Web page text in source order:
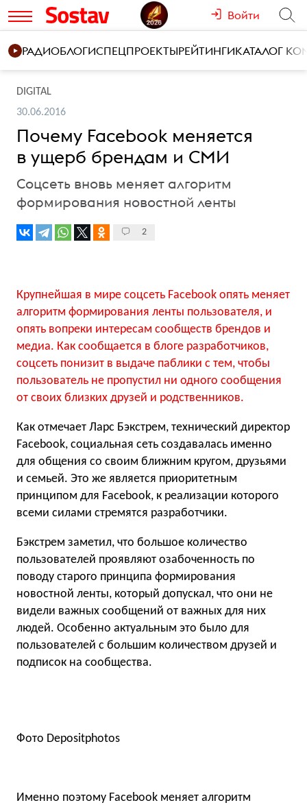
Войти
РАДИОБЛОГИСПЕЦПРОЕКТЫРЕЙТИНГИКАТАЛОГ
DIGITAL
30.06.2016
Почему Facebook меняется
в ущерб брендам и СМИ
Соцсеть вновь меняет алгоритм
формирования новостной ленты
2
Крупнейшая в мире соцсеть Facebook опять меняет
алгоритм формирования ленты пользователя, и
опять вопреки интересам сообществ брендов и
медиа. Как сообщается в блоге разработчиков,
соцсеть понизит в выдаче паблики с тем, чтобы
пользователь не пропустил ни одного сообщения
от своих близких друзей и родственников.
Как отмечает Ларс Бэкстрем, технический директор
Facebook, социальная сеть создавалась именно
для общения со своим ближним кругом, друзьями
и семьей. Это же является приоритетным
принципом для Facebook, к реализации которого
всеми силами стремятся разработчики.
Бэкстрем заметил, что большое количество
пользователей проявляют озабоченность по
поводу старого принципа формирования
новостной ленты, который допускал, что они не
видели важных сообщений от важных для них
людей. Особенно актуальным это было для
пользователей с большим количеством друзей и
подписок на сообщества.
Фото Depositphotos
Именно поэтому Facebook меняет алгоритм